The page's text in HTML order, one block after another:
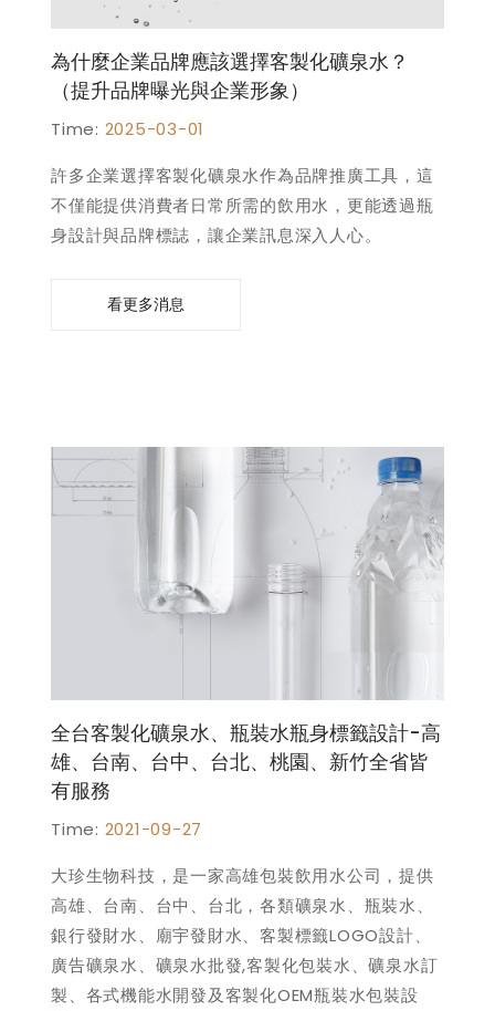
為什麼企業品牌應該選擇客製化礦泉水？
（提升品牌曝光與企業形象）
Time: 2025-03-01
許多企業選擇客製化礦泉水作為品牌推廣工具，這
不僅能提供消費者日常所需的飲用水，更能透過瓶
身設計與品牌標誌，讓企業訊息深入人心。
看更多消息
全台客製化礦泉水、瓶裝水瓶身標籤設計-高
雄、台南、台中、台北、桃園、新竹全省皆
有服務
Time: 2021-09-27
大珍生物科技，是一家高雄包裝飲用水公司，提供
高雄、台南、台中、台北，各類礦泉水、瓶裝水、
銀行發財水、廟宇發財水、客製標籤LOGO設計、
廣告礦泉水、礦泉水批發,客製化包裝水、礦泉水訂
製、各式機能水開發及客製化OEM瓶裝水包裝設